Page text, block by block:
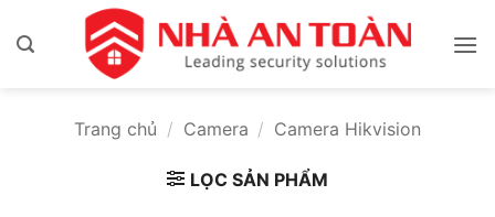
qua
Trang chủ / Camera / Camera Hikvision
LỌC SẢN PHẨM